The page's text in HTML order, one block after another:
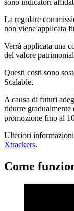
sono indicatori
La regolare
non viene applicata
Verrà applicata una
del valore
Questi costi sono
Scalable.
A causa di futuri
ridurre
promozione fino al
Ulteriori
Xtrackers.
Come